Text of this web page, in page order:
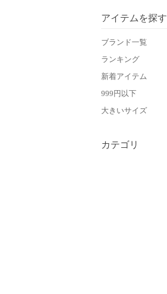
アイテムを探す
ブランド一覧
ランキング
新着アイテム
999円以下
大きいサイズ
カテゴリ